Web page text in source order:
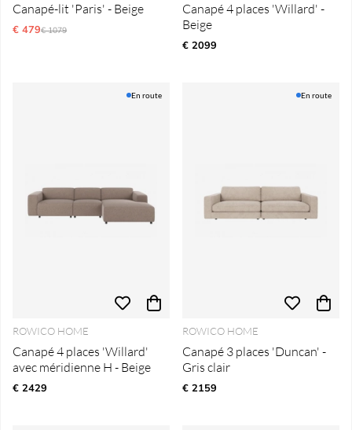
Canapé-lit 'Paris' - Beige
€ 479Prix régulier:
€ 1079
Canapé 4 places 'Willard' -
Beige
€ 2099
En route
ROWICO HOME
Canapé 4 places 'Willard'
avec méridienne H - Beige
€ 2429
En route
ROWICO HOME
Canapé 3 places 'Duncan' -
Gris clair
€ 2159